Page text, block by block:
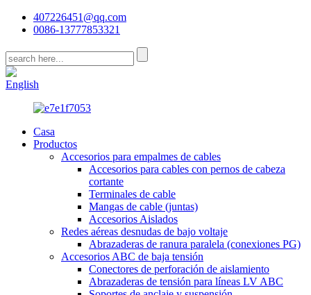
407226451@qq.com
0086-13777853321
English
Casa
Productos
Accesorios para empalmes de cables
Accesorios para cables con pernos de cabeza
cortante
Terminales de cable
Mangas de cable (juntas)
Accesorios Aislados
Redes aéreas desnudas de bajo voltaje
Abrazaderas de ranura paralela (conexiones PG)
Accesorios ABC de baja tensión
Conectores de perforación de aislamiento
Abrazaderas de tensión para líneas LV ABC